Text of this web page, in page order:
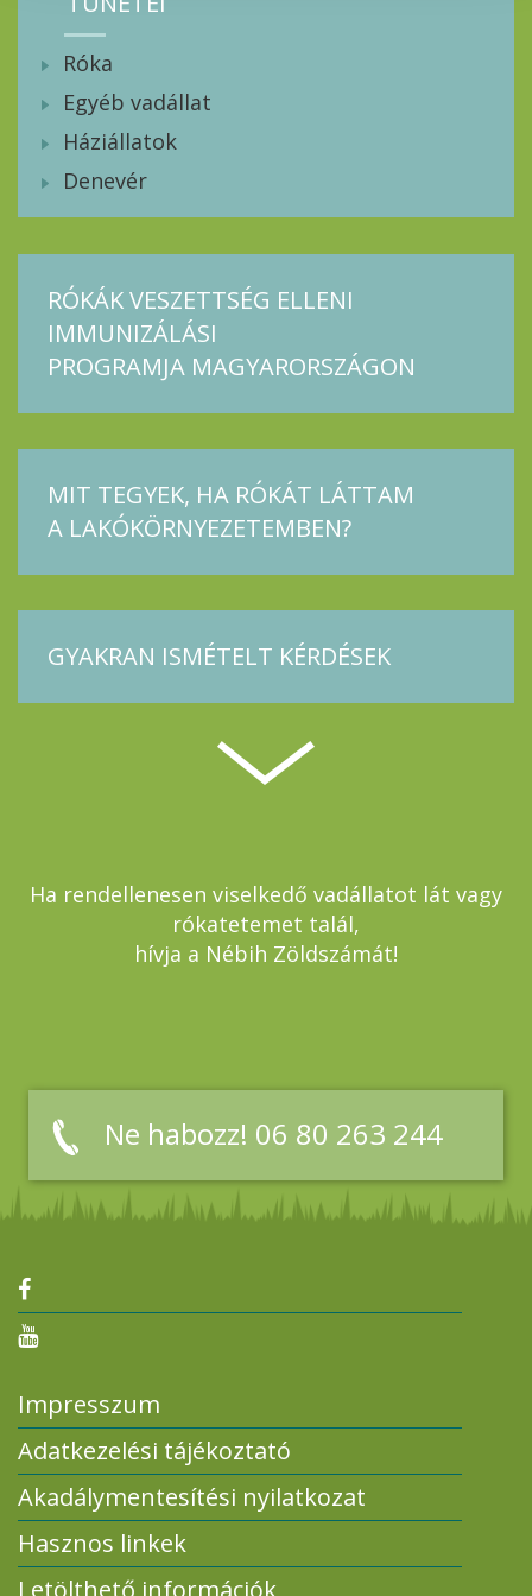
Róka
Egyéb vadállat
Háziállatok
Denevér
RÓKÁK VESZETTSÉG ELLENI
IMMUNIZÁLÁSI
PROGRAMJA MAGYARORSZÁGON
MIT TEGYEK, HA RÓKÁT LÁTTAM
A LAKÓKÖRNYEZETEMBEN?
GYAKRAN ISMÉTELT KÉRDÉSEK
Ha rendellenesen viselkedő vadállatot lát vagy
rókatetemet talál,
hívja a Nébih Zöldszámát!
Ne habozz! 06 80 263 244
Impresszum
Adatkezelési tájékoztató
Akadálymentesítési nyilatkozat
Hasznos linkek
Letölthető információk